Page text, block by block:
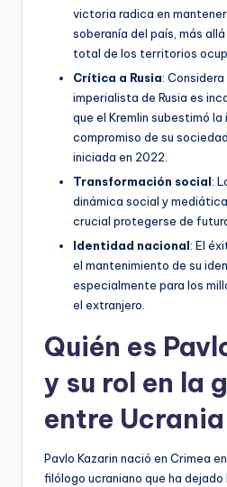
victoria radica en
soberanía del país, más
total de los territorios
Crítica a Rusia:
imperialista de Rusia es
que el Kremlin subestimó
compromiso de su
iniciada en 2022.
Transformación social:
dinámica social y
crucial protegerse de
Identidad nacional: El
el mantenimiento de su
especialmente para los
el extranjero.
Quién es
y su rol en la
entre Ucrania
Pavlo Kazarin nació en Crimea
filólogo ucraniano que ha